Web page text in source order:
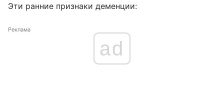
Эти ранние признаки деменции:
Реклама
ad